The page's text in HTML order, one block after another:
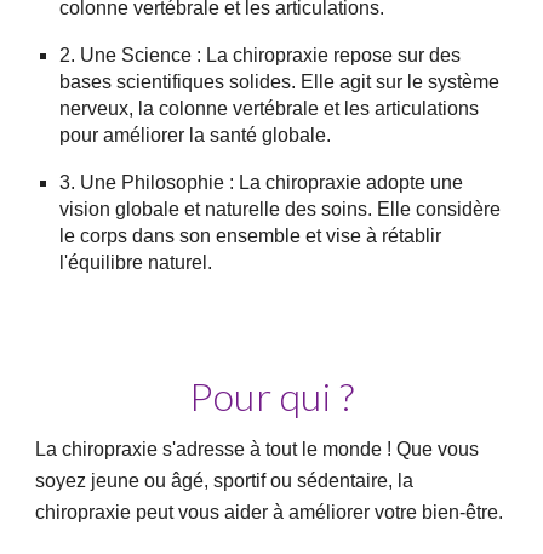
colonne vertébrale et les articulations.
2. Une Science : La chiropraxie repose sur des
bases scientifiques solides. Elle agit sur le système
nerveux, la colonne vertébrale et les articulations
pour améliorer la santé globale.
3. Une Philosophie : La chiropraxie adopte une
vision globale et naturelle des soins. Elle considère
le corps dans son ensemble et vise à rétablir
l'équilibre naturel.
Pour qui ?
La chiropraxie s'adresse à tout le monde ! Que vous
soyez jeune ou âgé, sportif ou sédentaire, la
chiropraxie peut vous aider à améliorer votre bien-être.